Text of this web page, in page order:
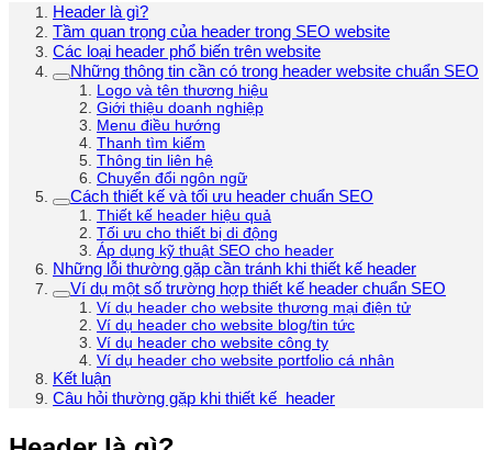
Header là gì?
Tầm quan trọng của header trong SEO website
Các loại header phổ biến trên website
Những thông tin cần có trong header website chuẩn SEO
Logo và tên thương hiệu
Giới thiệu doanh nghiệp
Menu điều hướng
Thanh tìm kiếm
Thông tin liên hệ
Chuyển đổi ngôn ngữ
Cách thiết kế và tối ưu header chuẩn SEO
Thiết kế header hiệu quả
Tối ưu cho thiết bị di động
Áp dụng kỹ thuật SEO cho header
Những lỗi thường gặp cần tránh khi thiết kế header
Ví dụ một số trường hợp thiết kế header chuẩn SEO
Ví dụ header cho website thương mại điện tử
Ví dụ header cho website blog/tin tức
Ví dụ header cho website công ty
Ví dụ header cho website portfolio cá nhân
Kết luận
Câu hỏi thường gặp khi thiết kế header